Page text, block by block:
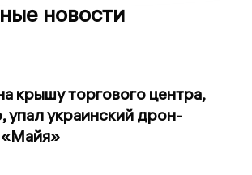
новости
крышу торгового центра,
упал украинский дрон-
«Майя»